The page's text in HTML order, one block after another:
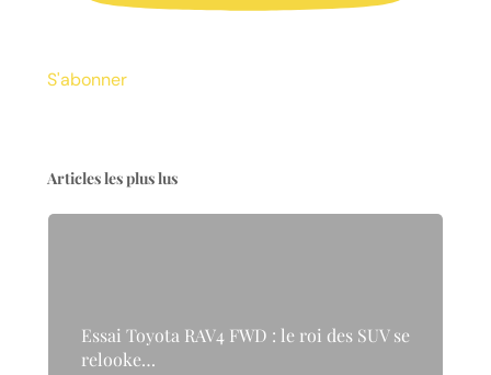
S'abonner
Articles les plus lus
Essai Toyota RAV4 FWD : le roi des SUV se
relooke…